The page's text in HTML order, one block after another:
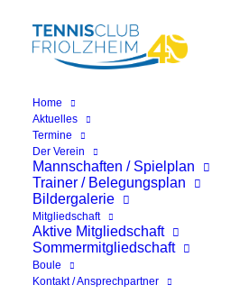
Home
Aktuelles
Termine
Der Verein
Mannschaften / Spielplan
Trainer / Belegungsplan
Bildergalerie
Mitgliedschaft
Aktive Mitgliedschaft
Sommermitgliedschaft
Boule
Kontakt / Ansprechpartner
Allen
Freunden des
wünschen wir
Gute für 2020!